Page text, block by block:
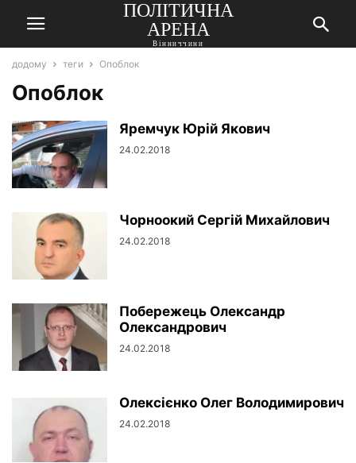
ПОЛІТИЧНА
АРЕНА
Вінниччини
додому теги Опоблок
Опоблок
Яремчук Юрій Якович
24.02.2018
Чорноокий Сергій Михайлович
24.02.2018
Побережець Олександр
Олександрович
24.02.2018
Олексієнко Олег Володимирович
24.02.2018